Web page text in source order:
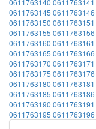
0611763140 0611763141
0611763145 0611763146
0611763150 0611763151
0611763155 0611763156
0611763160 0611763161
0611763165 0611763166
0611763170 0611763171
0611763175 0611763176
0611763180 0611763181
0611763185 0611763186
0611763190 0611763191
0611763195 0611763196